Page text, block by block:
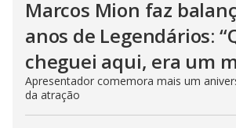
Marcos Mion faz
anos de Legendários:
cheguei aqui, era um
Apresentador comemora mais um
da atração